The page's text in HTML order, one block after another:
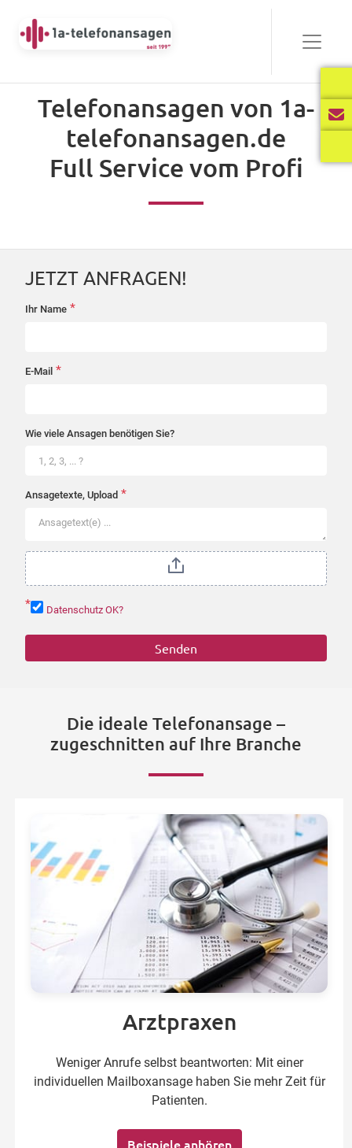
Bewährt
Player
00:00
Player
Telefonansagen von 1a-
telefonansagen.de
Full Service vom Profi
JETZT ANFRAGEN!
startseite-
Ihr Name *
E-Mail *
Wie viele Ansagen benötigen Sie?
Ansagetexte, Upload *
* Datenschutz OK?
Senden
Die ideale Telefonansage –
zugeschnitten auf Ihre Branche
Arztpraxen
Weniger Anrufe selbst beantworten: Mit einer
individuellen Mailboxansage haben Sie mehr Zeit für
Patienten.
Beispiele anhören